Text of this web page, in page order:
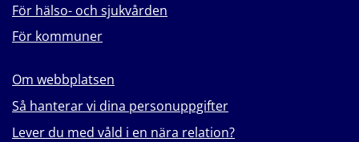
För hälso- och sjukvården
För kommuner
Om webbplatsen
Så hanterar vi dina personuppgifter
Lever du med våld i en nära relation?